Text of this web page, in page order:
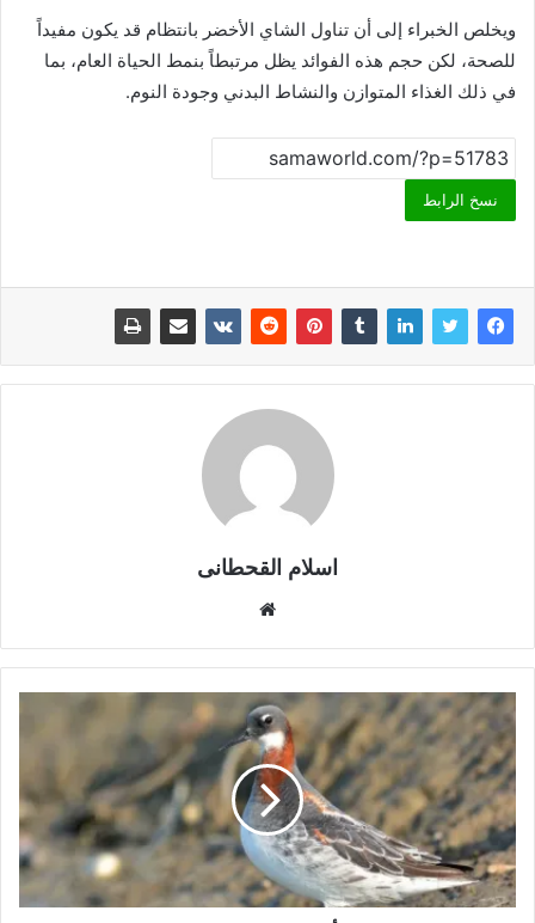
ويخلص الخبراء إلى أن تناول الشاي الأخضر بانتظام قد يكون مفيداً
للصحة، لكن حجم هذه الفوائد يظل مرتبطاً بنمط الحياة العام، بما
في ذلك الغذاء المتوازن والنشاط البدني وجودة النوم.
نسخ الرابط
اسلام القحطانى
ق
ع
ا
ل
و
ي
ب